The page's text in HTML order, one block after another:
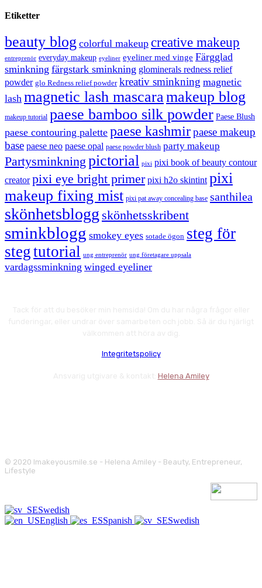
Etiketter
beauty blog colorful makeup creative makeup
entreprenör everyday makeup eyeliner eyeliner med vinge Färgglad
sminkning färgstark sminkning glominerals redness relief
powder glo Redness relief powder kreativ sminkning magnetic
lash magnetic lash mascaramakeup blog
makeup tutorial paese bamboo silk powder Paese Blush
paese contouring palette paese kashmirpaese makeup
base paese neo paese opal paese powder blush party makeup
Partysminkning pictorial pixi pixi book of beauty contour
creator pixi eye bright primer pixi h2o skintint pixi
makeup fixing mist pixi pat away concealing base santhilea
skönhetsblogg skönhetsskribent
sminkblogg smokey eyes sotade ögon steg för
stegtutorial ung entreprenör ung företagare uppsala
vardagssminkning winged eyeliner
Integritetspolicy
Helena Amiley
© 2020 Imakeyousmile.se - Helena Amiley - Beauty, Entrepreneur,
Lifestyle
Swedish
English
Spanish Swedish